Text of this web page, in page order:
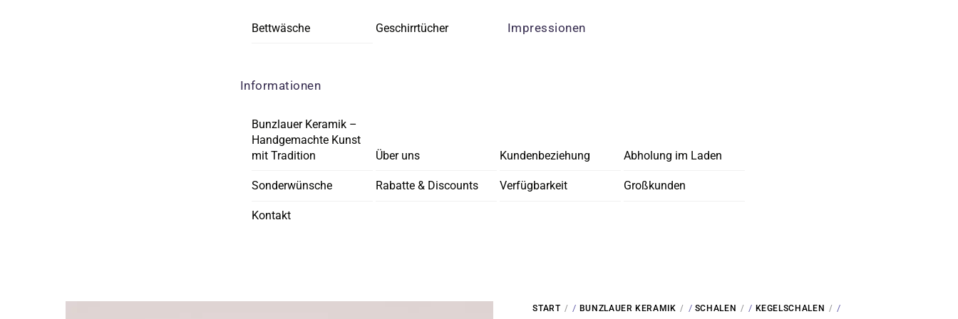
Bettwäsche Geschirrtücher Impressionen
Informationen
Bunzlauer Keramik –
Handgemachte Kunst
mit Tradition
Über uns Kundenbeziehung Abholung im Laden
Sonderwünsche Rabatte & Discounts Verfügbarkeit Großkunden
Kontakt
START / BUNZLAUER KERAMIK / SCHALEN / KEGELSCHALEN /